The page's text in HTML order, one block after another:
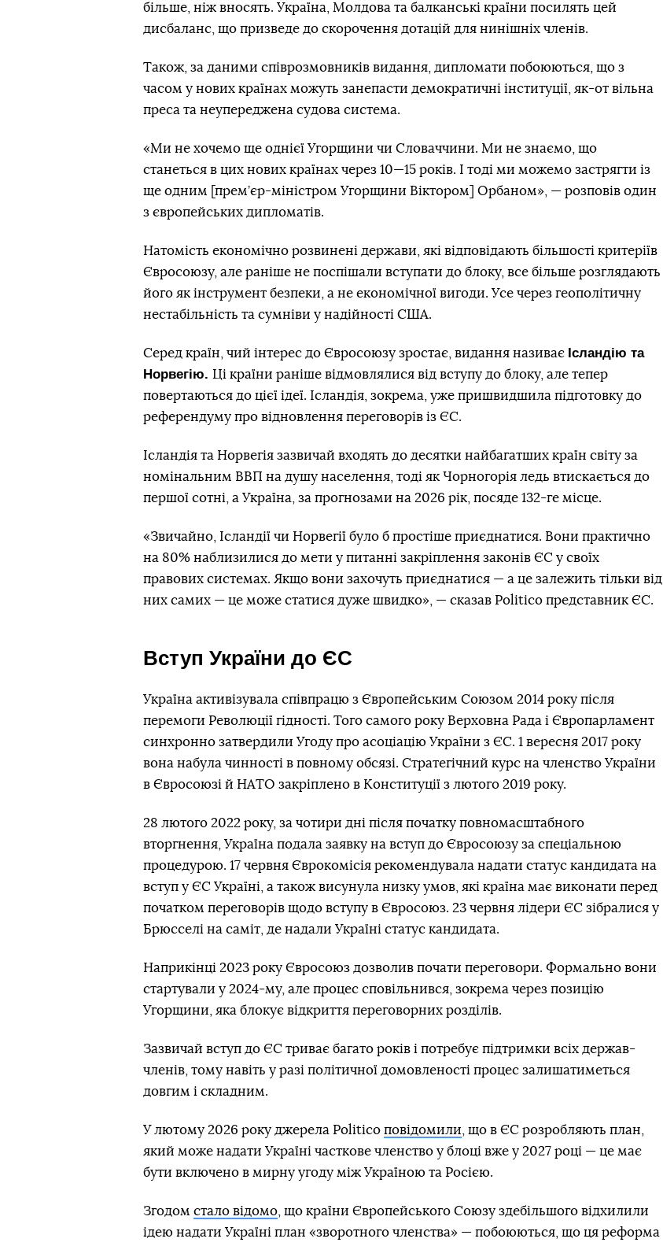
більше, ніж вносять. Україна, Молдова та балканські країни посилять цей
дисбаланс, що призведе до скорочення дотацій для нинішніх членів.
Також, за даними співрозмовників видання, дипломати побоюються, що з
часом у нових країнах можуть занепасти демократичні інституції, як-от вільна
преса та неупереджена судова система.
«Ми не хочемо ще однієї Угорщини чи Словаччини. Ми не знаємо, що
станеться в цих нових країнах через 10—15 років. І тоді ми можемо застрягти із
ще одним [прем’єр-міністром Угорщини Віктором] Орбаном», — розповів один
з європейських дипломатів.
Натомість економічно розвинені держави, які відповідають більшості критеріїв
Євросоюзу, але раніше не поспішали вступати до блоку, все більше розглядають
його як інструмент безпеки, а не економічної вигоди. Усе через геополітичну
нестабільність та сумніви у надійності США.
Серед країн, чий інтерес до Євросоюзу зростає, видання називає Ісландію та
Норвегію. Ці країни раніше відмовлялися від вступу до блоку, але тепер
повертаються до цієї ідеї. Ісландія, зокрема, уже пришвидшила підготовку до
референдуму про відновлення переговорів із ЄС.
Ісландія та Норвегія зазвичай входять до десятки найбагатших країн світу за
номінальним ВВП на душу населення, тоді як Чорногорія ледь втискається до
першої сотні, а Україна, за прогнозами на 2026 рік, посяде 132-ге місце.
«Звичайно, Ісландії чи Норвегії було б простіше приєднатися. Вони практично
на 80% наблизилися до мети у питанні закріплення законів ЄС у своїх
правових системах. Якщо вони захочуть приєднатися — а це залежить тільки від
них самих — це може статися дуже швидко», — сказав Politico представник ЄС.
Вступ України до ЄС
Україна активізувала співпрацю з Європейським Союзом 2014 року після
перемоги Революції гідності. Того самого року Верховна Рада і Європарламент
синхронно затвердили Угоду про асоціацію України з ЄС. 1 вересня 2017 року
вона набула чинності в повному обсязі. Стратегічний курс на членство України
в Євросоюзі й НАТО закріплено в Конституції з лютого 2019 року.
28 лютого 2022 року, за чотири дні після початку повномасштабного
вторгнення, Україна подала заявку на вступ до Євросоюзу за спеціальною
процедурою. 17 червня Єврокомісія рекомендувала надати статус кандидата на
вступ у ЄС Україні, а також висунула низку умов, які країна має виконати перед
початком переговорів щодо вступу в Євросоюз. 23 червня лідери ЄС зібралися у
Брюсселі на саміт, де надали Україні статус кандидата.
Наприкінці 2023 року Євросоюз дозволив почати переговори. Формально вони
стартували у 2024-му, але процес сповільнився, зокрема через позицію
Угорщини, яка блокує відкриття переговорних розділів.
Зазвичай вступ до ЄС триває багато років і потребує підтримки всіх держав-
членів, тому навіть у разі політичної домовленості процес залишатиметься
довгим і складним.
У лютому 2026 року джерела Politico повідомили , що в ЄС розробляють план,
який може надати Україні часткове членство у блоці вже у 2027 році — це має
бути включено в мирну угоду між Україною та Росією.
Згодом стало відомо , що країни Європейського Союзу здебільшого відхилили
ідею надати Україні план «зворотного членства» — побоюються, що ця реформа